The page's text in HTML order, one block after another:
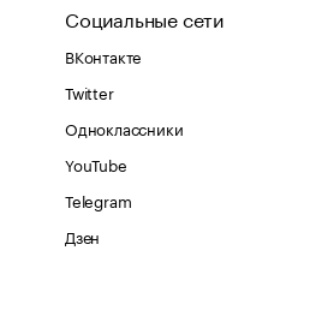
Социальные сети
ВКонтакте
Twitter
Одноклассники
YouTube
Telegram
Дзен